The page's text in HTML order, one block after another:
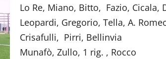
Lo Re, Miano, Bitto,
Leopardi, Gregorio,
Crisafulli,
Munafò, Zullo, 1